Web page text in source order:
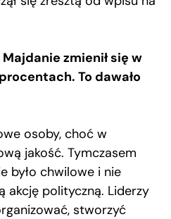
zmienił się w
To dawało
osoby, choć w
jakość. Tymczasem
było chwilowe i nie
akcję polityczną. Liderzy
stworzyć